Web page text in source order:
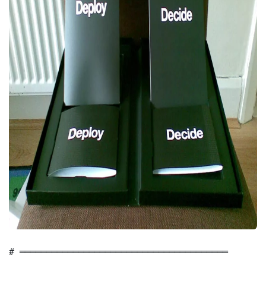
# ═══════════════════════════════════════